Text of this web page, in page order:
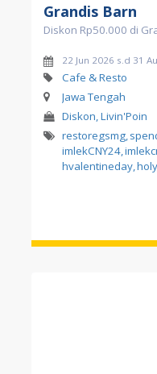
Grandis Barn
Diskon Rp50.000 di
22 Jun 2026 s.d 31
Cafe & Resto
Jawa Tengah
Diskon, Livin'Poin
restoregsmg,
imlekCNY24,
hvalentineday,